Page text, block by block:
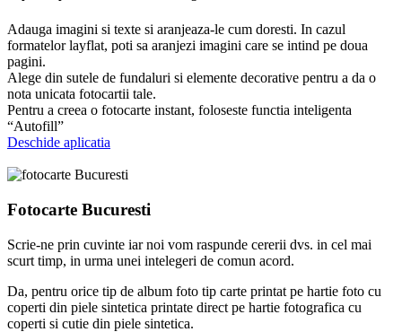
Adauga imagini si texte si aranjeaza-le cum doresti. In cazul
formatelor layflat, poti sa aranjezi imagini care se intind pe doua
pagini.
Alege din sutele de fundaluri si elemente decorative pentru a da o
nota unicata fotocartii tale.
Pentru a creea o fotocarte instant, foloseste functia inteligenta
“Autofill”
Deschide aplicatia
Fotocarte Bucuresti
Scrie-ne prin cuvinte iar noi vom raspunde cererii dvs. in cel mai
scurt timp, in urma unei intelegeri de comun acord.
Da, pentru orice tip de album foto tip carte printat pe hartie foto cu
coperti din piele sintetica printate direct pe hartie fotografica cu
coperti si cutie din piele sintetica.